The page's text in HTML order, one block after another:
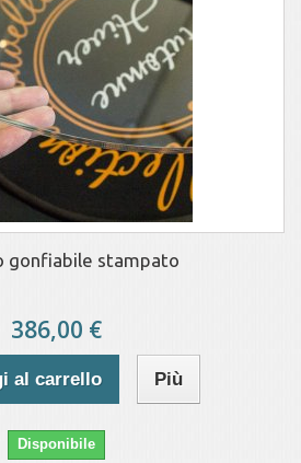
gonfiabile stampato
386,00 €
al carrello Più
Disponibile